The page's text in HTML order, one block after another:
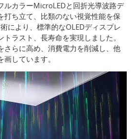
ルカラーMicroLEDと回折光導波路デ
打ち立て、比類のない視覚性能を保
により、標準的なOLEDディスプレ
ラスト、長寿命を実現しました。
さらに高め、消費電力を削減し、他
しています。